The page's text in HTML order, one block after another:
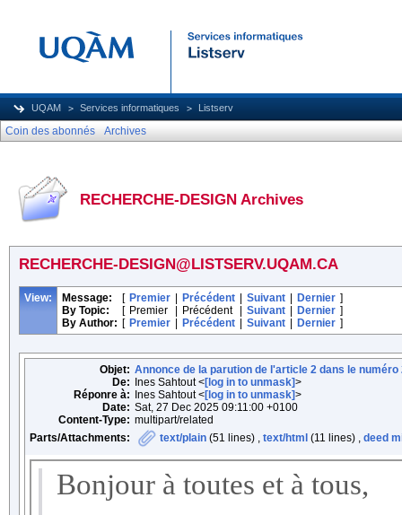
UQAM Services informatiques Listserv
Coin des abonnés Archives
RECHERCHE-DESIGN Archives
RECHERCHE-DESIGN@LISTSERV.UQAM.CA
View: Message: [ Premier Précédent Suivant Dernier ]
By Topic:
[ Premier Précédent Suivant Dernier ]
By Author: [ Premier Précédent Suivant Dernier ]
Objet: Annonce de la parution de l'article 2 dans le numéro
De:
Ines Sahtout <[log in to unmask]>
Réponre à:
Ines Sahtout <[log in to unmask]>
Date: Sat, 27 Dec 2025 09:11:00 +0100
Content-Type: multipart/related
Parts/Attachments:
text/plain (51 lines) , text/html (11 lines) , deed